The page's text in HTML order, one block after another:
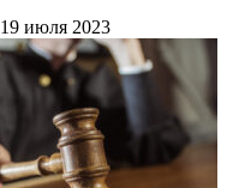
19 июля 2023